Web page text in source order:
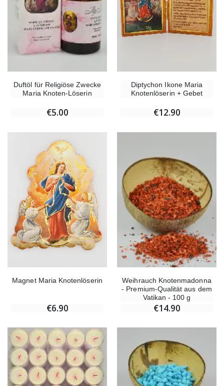
Duftöl für Religiöse Zwecke
Maria Knoten-Löserin
€5.00
Diptychon Ikone Maria
Knotenlöserin + Gebet
€12.90
Magnet Maria Knotenlöserin
€6.90
Weihrauch Knotenmadonna
- Premium-Qualität aus dem
Vatikan - 100 g
€14.90